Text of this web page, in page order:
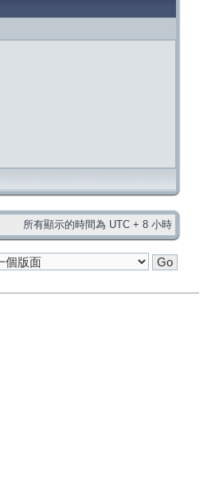
所有顯示的時間為 UTC + 8 小時